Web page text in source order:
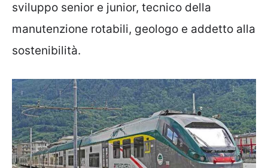
sviluppo senior e junior, tecnico della
manutenzione rotabili, geologo e addetto alla
sostenibilità.